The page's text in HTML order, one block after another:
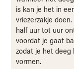
is kan je het in
vriezerzakje
half uur tot uur
voordat je gaat
zodat je het deeg
vormen.